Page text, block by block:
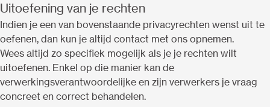
Uitoefening van je rechten
Indien je een van bovenstaande privacyrechten wenst uit te
oefenen, dan kun je altijd contact met ons opnemen.
Wees altijd zo specifiek mogelijk als je je rechten wilt
uitoefenen. Enkel op die manier kan de
verwerkingsverantwoordelijke en zijn verwerkers je vraag
concreet en correct behandelen.